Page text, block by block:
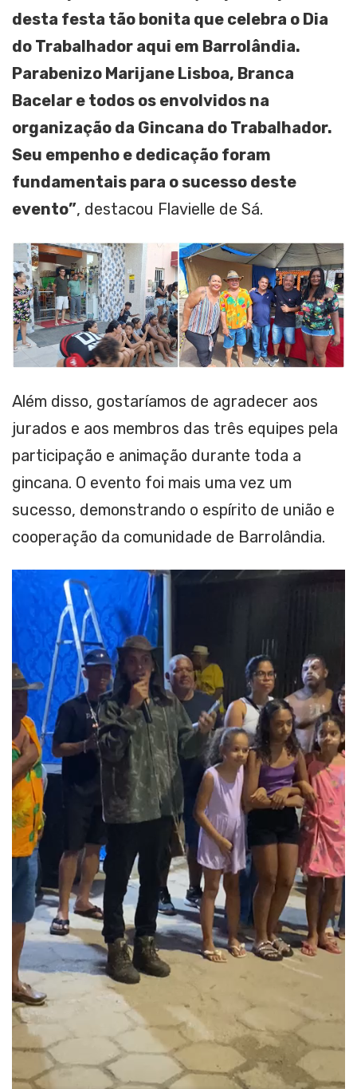
desta festa tão bonita que celebra o Dia
do Trabalhador aqui em Barrolândia.
Parabenizo Marijane Lisboa, Branca
Bacelar e todos os envolvidos na
organização da Gincana do Trabalhador.
Seu empenho e dedicação foram
fundamentais para o sucesso deste
evento”, destacou Flavielle de Sá.
Além disso, gostaríamos de agradecer aos
jurados e aos membros das três equipes pela
participação e animação durante toda a
gincana. O evento foi mais uma vez um
sucesso, demonstrando o espírito de união e
cooperação da comunidade de Barrolândia.